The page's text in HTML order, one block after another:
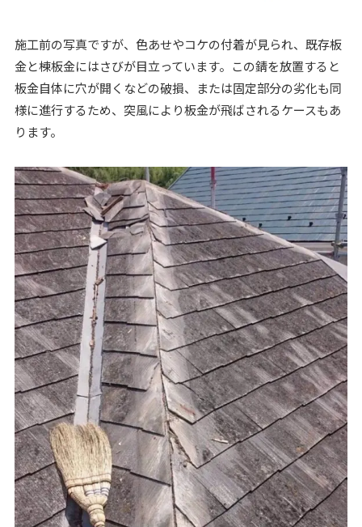
施工前の写真ですが、色あせやコケの付着が見られ、既存板
金と棟板金にはさびが目立っています。この錆を放置すると
板金自体に穴が開くなどの破損、または固定部分の劣化も同
様に進行するため、突風により板金が飛ばされるケースもあ
ります。